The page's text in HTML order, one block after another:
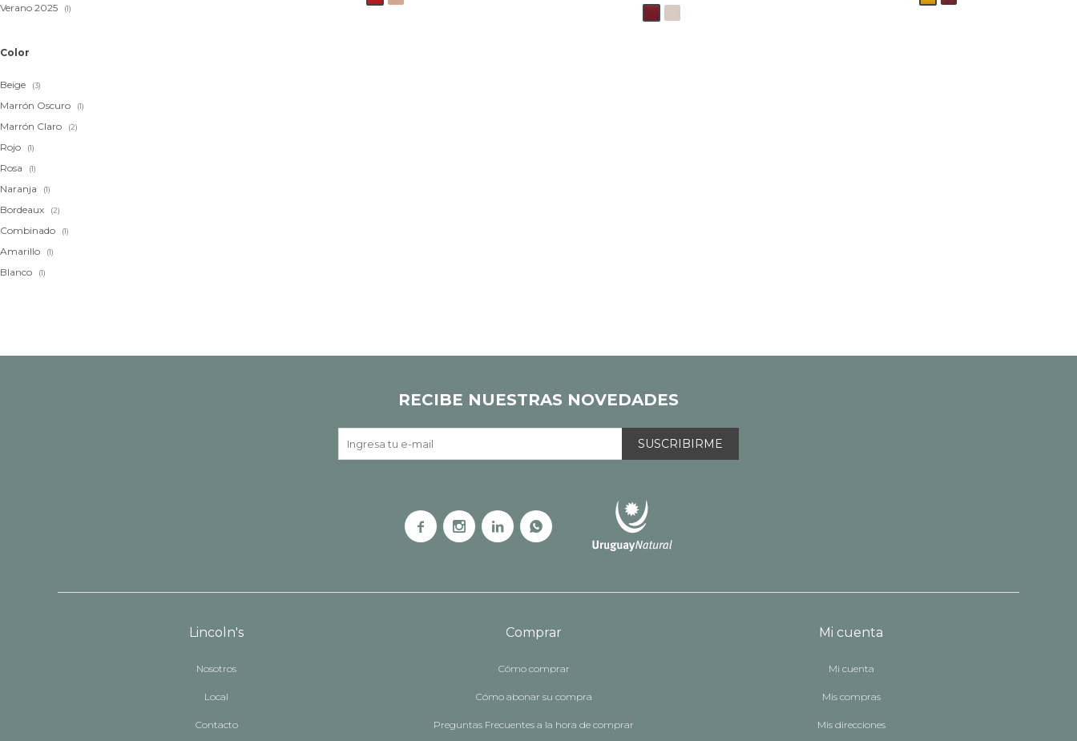
Verano 2025 (1)
Color
Beige (3)
Marrón Oscuro (1)
Marrón Claro (2)
Rojo (1)
Rosa (1)
Naranja (1)
Bordeaux (2)
Combinado (1)
Amarillo (1)
Blanco (1)
Lincoln's
Nosotros
Local
Contacto
Comprar
Cómo comprar
Cómo abonar su compra
Preguntas Frecuentes a la hora de comprar
Mi cuenta
Mi cuenta
Mis compras
Mis direcciones
RECIBE NUESTRAS NOVEDADES
SUSCRIBIRME
   